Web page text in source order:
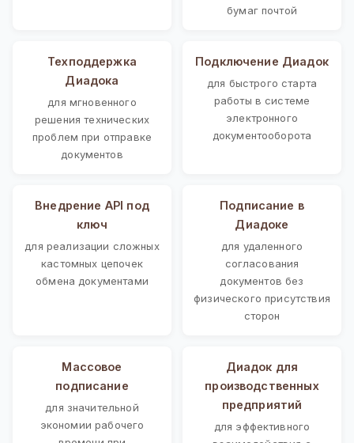
бумаг почтой
Техподдержка
Диадока
для мгновенного
решения технических
проблем при отправке
документов
Подключение Диадок
для быстрого старта
работы в системе
электронного
документооборота
Внедрение API под
ключ
для реализации сложных
кастомных цепочек
обмена документами
Подписание в
Диадоке
для удаленного
согласования
документов без
физического присутствия
сторон
Массовое
подписание
для значительной
экономии рабочего
Диадок для
производственных
предприятий
для эффективного